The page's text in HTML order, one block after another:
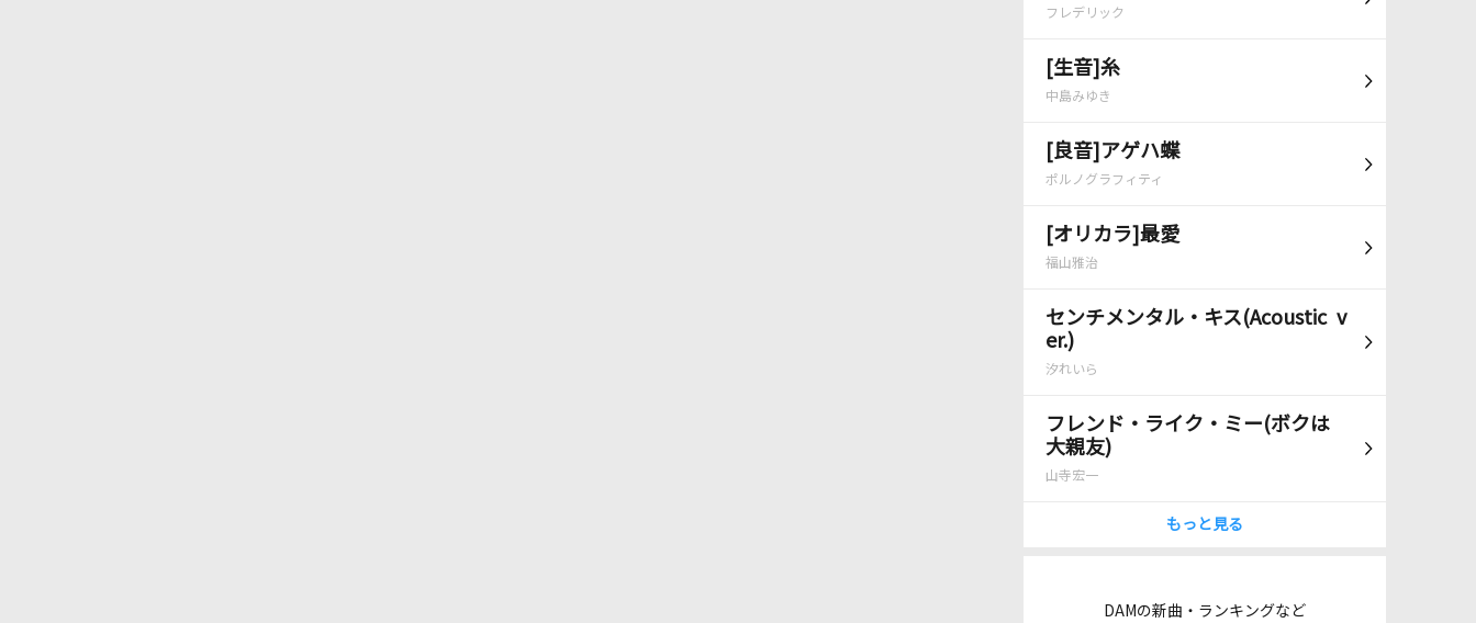
フレデリック
[生音]糸
中島みゆき
[良音]アゲハ蝶
ポルノグラフィティ
[オリカラ]最愛
福山雅治
センチメンタル・キス(Acoustic v
er.)
汐れいら
フレンド・ライク・ミー(ボクは
大親友)
山寺宏一
もっと見る
DAMの新曲・ランキングなど